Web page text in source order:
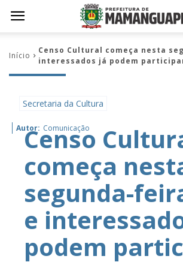
Início
Censo Cultural começa nesta
interessados já podem
Secretaria da Cultura
Autor: Comunicação
Censo
começa
segunda-
e
podem